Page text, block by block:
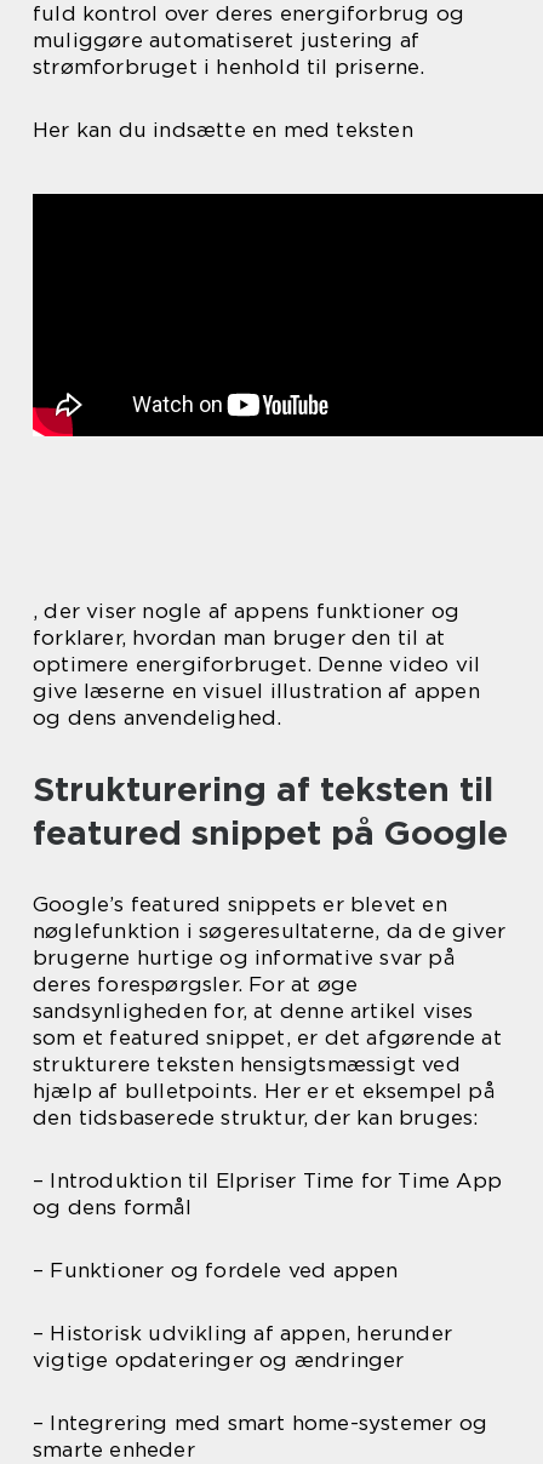
fuld kontrol over deres energiforbrug og
muliggøre automatiseret justering af
strømforbruget i henhold til priserne.
Her kan du indsætte en med teksten
, der viser nogle af appens funktioner og
forklarer, hvordan man bruger den til at
optimere energiforbruget. Denne video vil
give læserne en visuel illustration af appen
og dens anvendelighed.
Strukturering af teksten til
featured snippet på Google
Google’s featured snippets er blevet en
nøglefunktion i søgeresultaterne, da de giver
brugerne hurtige og informative svar på
deres forespørgsler. For at øge
sandsynligheden for, at denne artikel vises
som et featured snippet, er det afgørende at
strukturere teksten hensigtsmæssigt ved
hjælp af bulletpoints. Her er et eksempel på
den tidsbaserede struktur, der kan bruges:
– Introduktion til Elpriser Time for Time App
og dens formål
– Funktioner og fordele ved appen
– Historisk udvikling af appen, herunder
vigtige opdateringer og ændringer
– Integrering med smart home-systemer og
smarte enheder